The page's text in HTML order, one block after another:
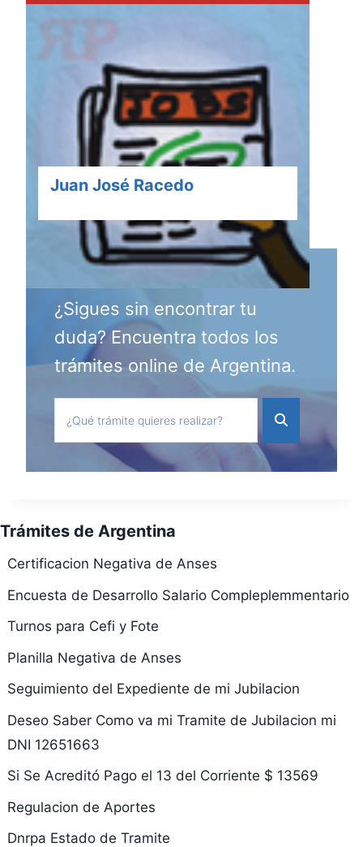
Juan José Racedo
¿Sigues sin encontrar tu
duda? Encuentra todos los
trámites online de Argentina.
Trámites de Argentina
Certificacion Negativa de Anses
Encuesta de Desarrollo Salario Compleplemmentario
Turnos para Cefi y Fote
Planilla Negativa de Anses
Seguimiento del Expediente de mi Jubilacion
Deseo Saber Como va mi Tramite de Jubilacion mi
DNI 12651663
Si Se Acreditó Pago el 13 del Corriente $ 13569
Regulacion de Aportes
Dnrpa Estado de Tramite